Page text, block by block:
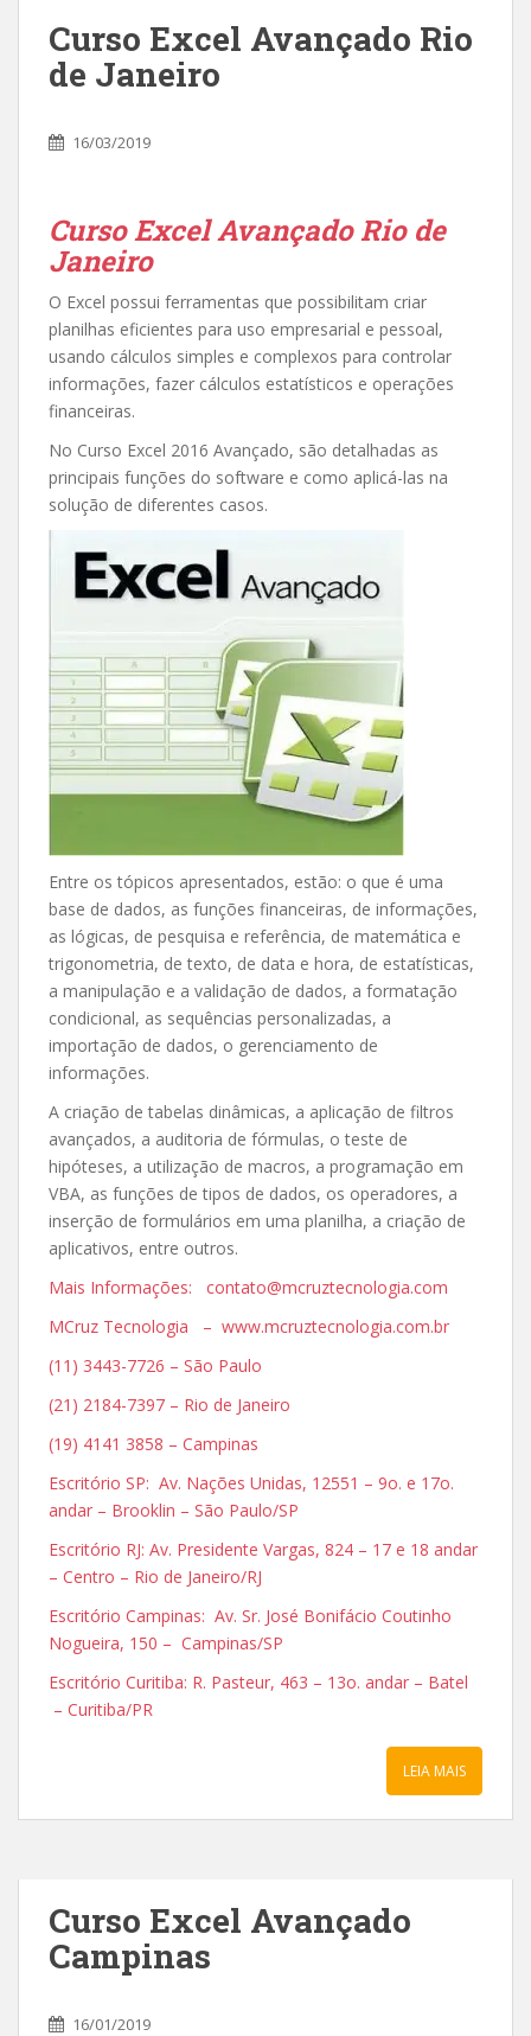
Curso Excel Avançado Rio
de Janeiro
16/03/2019
Curso Excel Avançado Rio de
Janeiro
O Excel possui ferramentas que possibilitam criar
planilhas eficientes para uso empresarial e pessoal,
usando cálculos simples e complexos para controlar
informações, fazer cálculos estatísticos e operações
financeiras.
No Curso Excel 2016 Avançado, são detalhadas as
principais funções do software e como aplicá-las na
solução de diferentes casos.
Entre os tópicos apresentados, estão: o que é uma
base de dados, as funções financeiras, de informações,
as lógicas, de pesquisa e referência, de matemática e
trigonometria, de texto, de data e hora, de estatísticas,
a manipulação e a validação de dados, a formatação
condicional, as sequências personalizadas, a
importação de dados, o gerenciamento de
informações.
A criação de tabelas dinâmicas, a aplicação de filtros
avançados, a auditoria de fórmulas, o teste de
hipóteses, a utilização de macros, a programação em
VBA, as funções de tipos de dados, os operadores, a
inserção de formulários em uma planilha, a criação de
aplicativos, entre outros.
Mais Informações: contato@mcruztecnologia.com
MCruz Tecnologia – www.mcruztecnologia.com.br
(11) 3443-7726 – São Paulo
(21) 2184-7397 – Rio de Janeiro
(19) 4141 3858 – Campinas
Escritório SP: Av. Nações Unidas, 12551 – 9o. e 17o.
andar – Brooklin – São Paulo/SP
Escritório RJ: Av. Presidente Vargas, 824 – 17 e 18 andar
– Centro – Rio de Janeiro/RJ
Escritório Campinas: Av. Sr. José Bonifácio Coutinho
Nogueira, 150 – Campinas/SP
Escritório Curitiba: R. Pasteur, 463 – 13o. andar – Batel
– Curitiba/PR
LEIA MAIS
Curso Excel Avançado
Campinas
16/01/2019